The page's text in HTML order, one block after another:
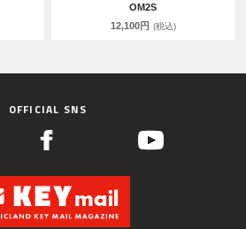
OM2S
12,100円 (税込)
OFFICIAL SNS